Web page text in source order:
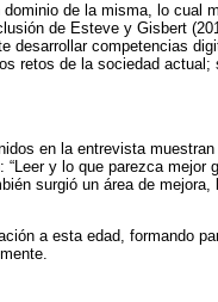
de la misma, lo cual
de Esteve y Gisbert
desarrollar competencias
retos de la sociedad
en la entrevista
y lo que parezca mejor
surgió un área de
a esta edad, formando